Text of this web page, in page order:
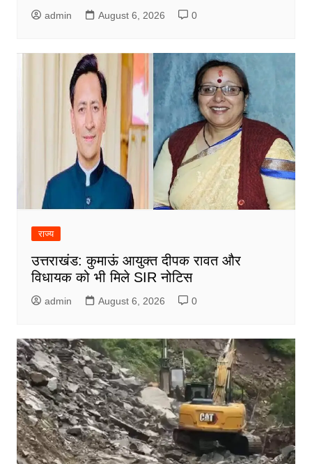
admin August 6, 2026 0
राज्य
उत्तराखंड: कुमाऊं आयुक्त दीपक रावत और
विधायक को भी मिले SIR नोटिस
admin August 6, 2026 0